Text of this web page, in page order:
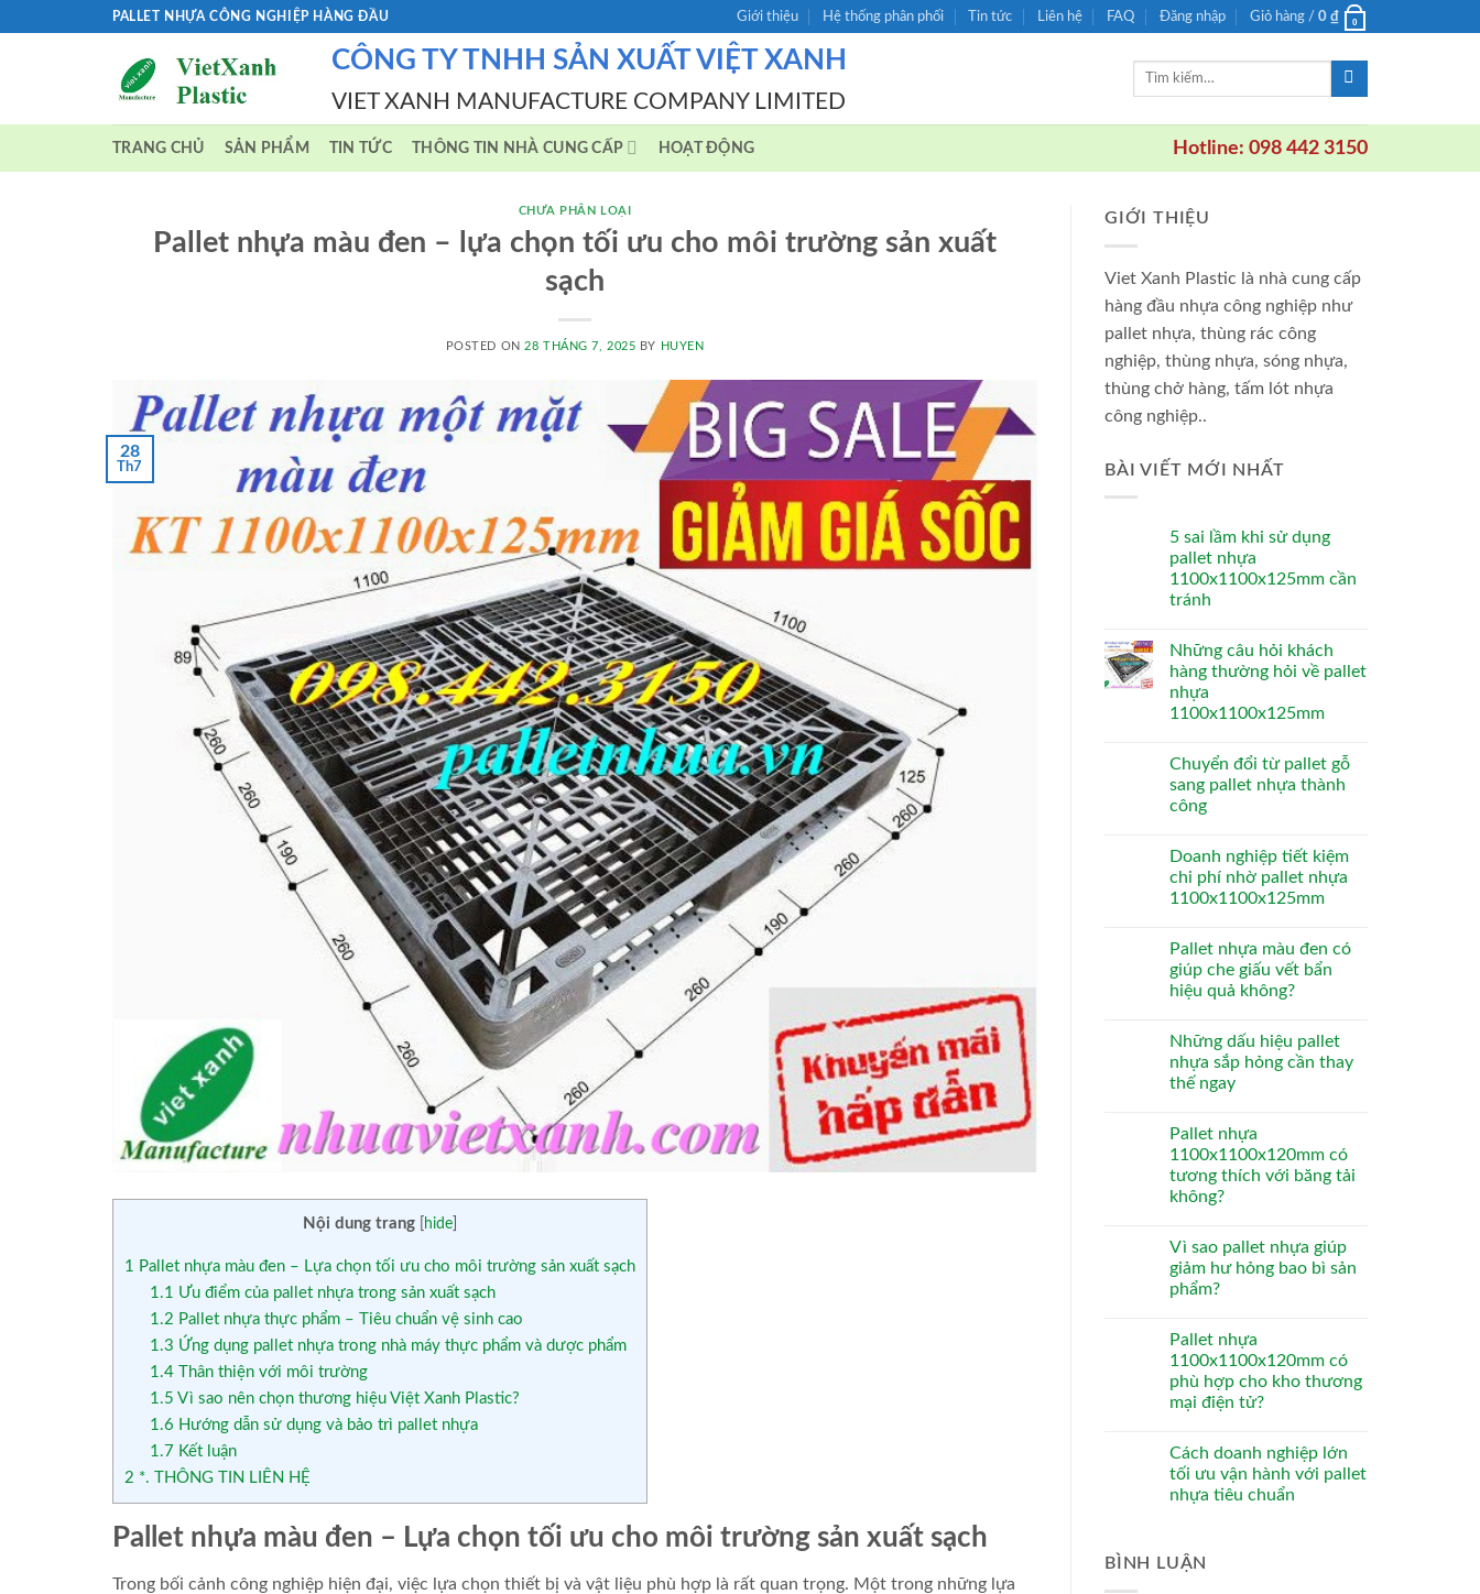
PALLET NHỰA CÔNG NGHIỆP HÀNG ĐẦU Giới thiệu Hệ thống phân phối Tin tức Liên hệ FAQ Đăng nhập Giỏ hàng / 0 ₫ 0
CÔNG TY TNHH SẢN XUẤT VIỆT XANH
VIET XANH MANUFACTURE COMPANY LIMITED
Tìm
TRANG CHỦ SẢN PHẨM TIN TỨC THÔNG TIN NHÀ CUNG CẤP HOẠT ĐỘNG Hotline: 098 442 3150
CHƯA PHÂN LOẠI
Pallet nhựa màu đen – lựa chọn tối ưu cho môi trường sản xuất
sạch
POSTED ON28 THÁNG 7, 2025 BY HUYEN
28
Th7
Nội dung trang hide
1
Pallet nhựa màu đen – Lựa chọn tối ưu cho môi trường sản xuất sạch
1.1 Ưu điểm của pallet nhựa trong sản xuất sạch
1.2 Pallet nhựa thực phẩm – Tiêu chuẩn vệ sinh cao
1.3 Ứng dụng pallet nhựa trong nhà máy thực phẩm và dược phẩm
1.4Thân thiện với môi trường
1.5 Vì sao nên chọn thương hiệu Việt Xanh Plastic?
1.6 Hướng dẫn sử dụng và bảo trì pallet nhựa
1.7 Kết luận
2 *. THÔNG TIN LIÊN HỆ
Pallet nhựa màu đen – Lựa chọn tối ưu cho môi trường sản xuất sạch
Trong bối cảnh công nghiệp hiện đại, việc lựa chọn thiết bị và vật liệu phù hợp là rất quan trọng. Một trong những lựa
GIỚI THIỆU
Viet Xanh Plastic là nhà cung cấp
hàng đầu nhựa công nghiệp như
pallet nhựa, thùng rác công
nghiệp, thùng nhựa, sóng nhựa,
thùng chở hàng, tấm lót nhựa
công nghiệp..
BÀI VIẾT MỚI NHẤT
5 sai lầm khi sử dụng
pallet nhựa
1100x1100x125mm cần
tránh
Những câu hỏi khách
hàng thường hỏi về pallet
nhựa
1100x1100x125mm
Chuyển đổi từ pallet gỗ
sang pallet nhựa thành
công
Doanh nghiệp tiết kiệm
chi phí nhờ pallet nhựa
1100x1100x125mm
Pallet nhựa màu đen có
giúp che giấu vết bẩn
hiệu quả không?
Những dấu hiệu pallet
nhựa sắp hỏng cần thay
thế ngay
Pallet nhựa
1100x1100x120mm có
tương thích với băng tải
không?
Vì sao pallet nhựa giúp
giảm hư hỏng bao bì sản
phẩm?
Pallet nhựa
1100x1100x120mm có
phù hợp cho kho thương
mại điện tử?
Cách doanh nghiệp lớn
tối ưu vận hành với pallet
nhựa tiêu chuẩn
BÌNH LUẬN